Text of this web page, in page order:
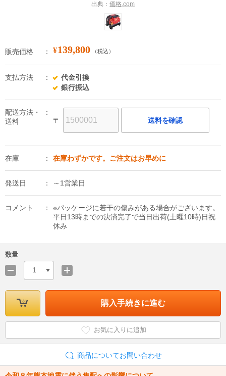
出典： 価格.com
販売価格 ¥139,800 （税込）
支払方法
代金引換
銀行振込
配送方法・
送料
〒 送料を確認
在庫 在庫わずかです。ご注文はお早めに
発送日 ～1営業日
コメント
※パッケージに若干の傷みがある場合がございます。
平日13時までの決済完了で当日出荷(土曜10時)日祝
休み
数量
1
購入手続きに進む
お気に入りに追加
商品についてお問い合わせ